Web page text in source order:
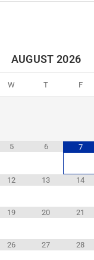
AUGUST 2026
W T F
5 6 7
12 13 14
19 20 21
26 27 28